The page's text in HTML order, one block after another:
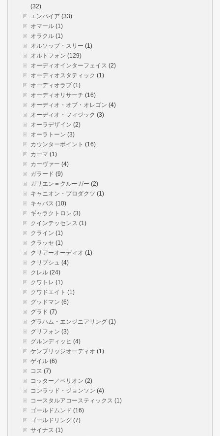
(32)
エンパイア (33)
オマール (1)
オラクル (1)
オルソップ・スリー (1)
オルトフォン (129)
オーディオインターフェイス (2)
オーディオスタティック (1)
オーディオラブ (1)
オーディオリサーチ (16)
オーディオ・オブ・オレゴン (4)
オーディオ・フィジック (3)
オーラデザイン (2)
オーラトーン (3)
カウンターポイント (16)
カーマ (1)
カーヴァー (4)
ガラード (9)
ガリエン＝クルーガー (2)
キャニオン・プロダクツ (1)
キャバス (10)
ギャラクトロン (3)
クインテッセンス (1)
クライン (1)
クラッセ (1)
クリアーオーディオ (1)
クリプシュ (4)
クレル (24)
クワトレ (1)
クワドエイト (1)
グッドマン (6)
グラド (7)
グラハム・エンジニアリング (1)
グリフォン (3)
グルンディッヒ (4)
ケンブリッジオーディオ (1)
ゲイル (6)
コス (7)
コッター／ベリオン (2)
コンラッド・ジョンソン (4)
コースタルアコースティックス (1)
ゴールドムンド (16)
ゴールドリング (7)
サイナス (1)